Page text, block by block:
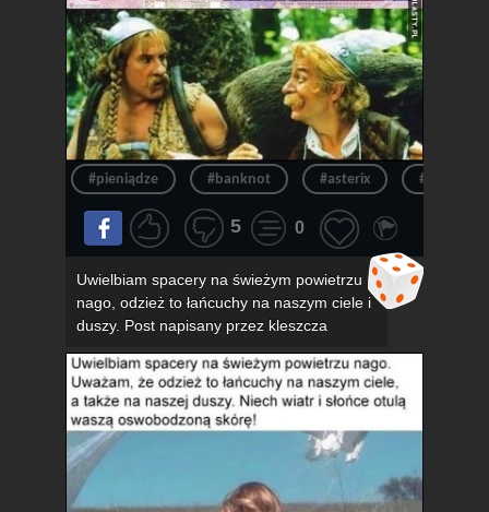
#pieniądze #banknot #asterix #pieniądz
5 0
Uwielbiam spacery na świeżym powietrzu
nago, odzież to łańcuchy na naszym ciele i
duszy. Post napisany przez kleszcza